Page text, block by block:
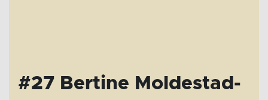
#27 Bertine Moldestad-